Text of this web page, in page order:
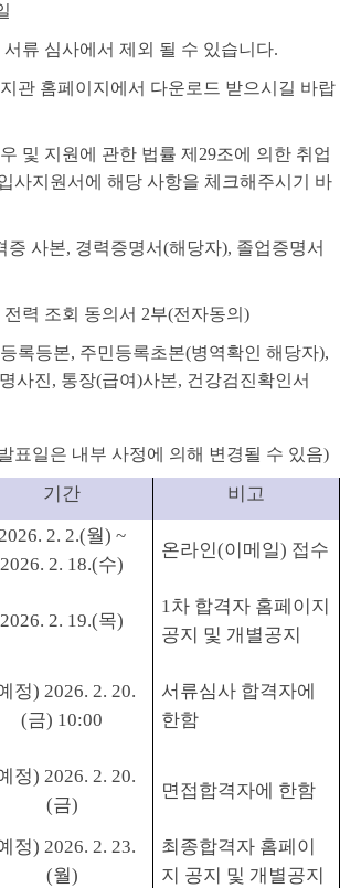
류 심사에서 제외 될 수 있습니다.
관 홈페이지에서 다운로드 받으시길 바랍
및 지원에 관한 법률 제 29조에 의한 취업
사지원서에 해당 사항을 체크해주시기 바
증 사본, 경력증명서(해당자), 졸업증명서
전력 조회 동의서 2부(전자동의 )
록등본, 주민등록초본(병역확인 해당자),
사진 , 통장(급여)사본, 건강검진확인서
표일은 내부 사정에 의해 변경될 수 있음)
기간 비고
2. 2.(월) ~
2026. 2. 18.(수)
온라인(이메일) 접수
2026. 2. 19.(목)
1차 합격자 홈페이지
공지 및 개별공지
정) 2026. 2. 20.
(금) 10:00
서류심사 합격자에
한함
정) 2026. 2. 20.
(금)
면접합격자에 한함
정) 2026. 2. 23.
(월)
최종합격자 홈페이
지 공지 및 개별공지